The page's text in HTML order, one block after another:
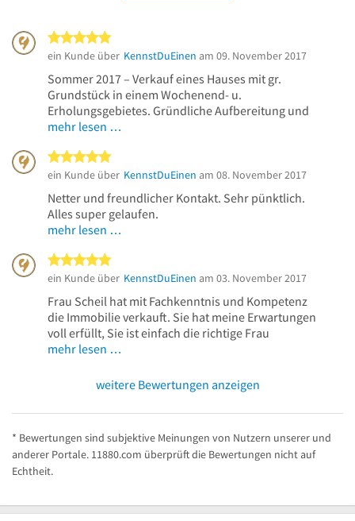
ein Kunde über KennstDuEinen am 09. November 2017
Sommer 2017 – Verkauf eines Hauses mit gr.
Grundstück in einem Wochenend- u.
Erholungsgebietes. Gründliche Aufbereitung und
mehr lesen …
ein Kunde über KennstDuEinen am 08. November 2017
Netter und freundlicher Kontakt. Sehr pünktlich.
Alles super gelaufen.
mehr lesen …
ein Kunde über KennstDuEinen am 03. November 2017
Frau Scheil hat mit Fachkenntnis und Kompetenz
die Immobilie verkauft. Sie hat meine Erwartungen
voll erfüllt, Sie ist einfach die richtige Frau
mehr lesen …
weitere Bewertungen anzeigen
* Bewertungen sind subjektive Meinungen von Nutzern unserer und
anderer Portale. 11880.com überprüft die Bewertungen nicht auf
Echtheit.